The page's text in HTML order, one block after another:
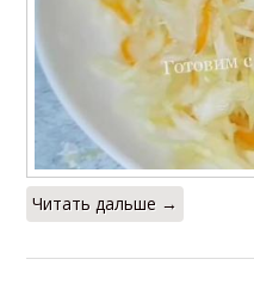
Читать дальше →